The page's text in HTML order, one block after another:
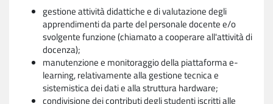
gestione attività didattiche e di valutazione degli
apprendimenti da parte del personale docente e/o
svolgente funzione (chiamato a cooperare all'attività di
docenza);
manutenzione e monitoraggio della piattaforma e-
learning, relativamente alla gestione tecnica e
sistemistica dei dati e alla struttura hardware;
condivisione dei contributi degli studenti iscritti alle